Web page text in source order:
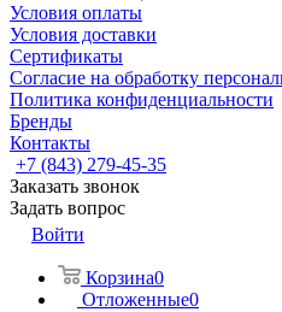
Условия оплаты
Условия доставки
Сертификаты
Согласие на обработку
Политика конфиденциальности
Бренды
Контакты
+7 (843) 279-45-35
Заказать звонок
Задать вопрос
Войти
Корзина0
Отложенные0